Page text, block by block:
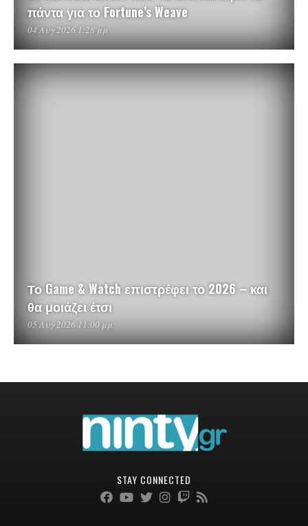
πάντα για το Fortune’s Weave
04 Αυγ 2026 1:28 μμ
Το Game & Watch επιστρέφει το 2026 – και
θα μοιάζει έτσι
05 Αυγ 2026 11:00 μμ
STAY CONNECTED